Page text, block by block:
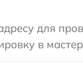
для
в